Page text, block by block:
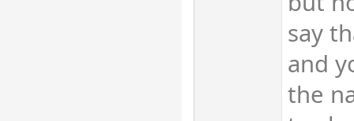
say
and
the